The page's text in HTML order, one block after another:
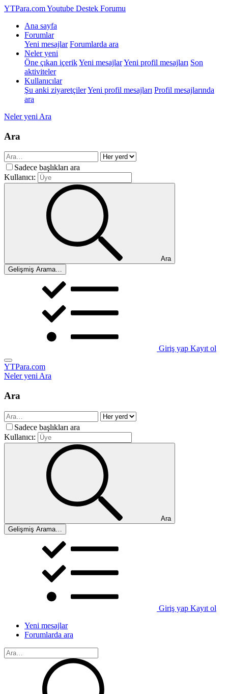
YTPara.comYoutube Destek Forumu
Ana sayfa
Forumlar
Yeni mesajlar Forumlarda ara
Neler yeni
Öne çıkan içerikYeni mesajlarYeni profil mesajları Son
aktiviteler
Kullanıcılar
Şu anki ziyaretçilerYeni profil mesajları Profil mesajlarında
ara
Neler yeni Ara
Ara
Sadece başlıkları ara
Kullanıcı:
Ara
Gelişmiş Arama…
Giriş yap Kayıt ol
YTPara.com
Neler yeniAra
Ara
Sadece başlıkları ara
Kullanıcı:
Ara
Gelişmiş Arama…
Giriş yap Kayıt ol
Yeni mesajlar
Forumlarda ara